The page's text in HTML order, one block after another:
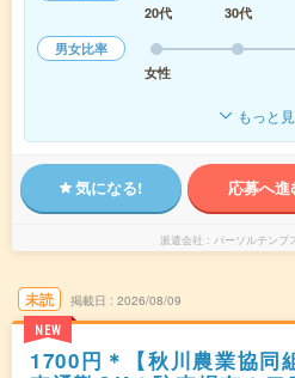
20代
30代
男女比率
女性
もっと
気になる! 応募へ進
派遣会社 パーソルテンプ
未読
NEW
掲載日 2026/08/09
1700円＊【秋川農業協同